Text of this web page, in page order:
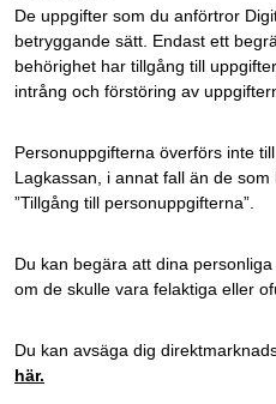
De uppgifter som du anförtror
betryggande sätt. Endast ett
behörighet har tillgång till
intrång och förstöring av
Personuppgifterna överförs inte
Lagkassan, i annat fall än de
”Tillgång till personuppgifterna”.
Du kan begära att dina
om de skulle vara felaktiga eller
Du kan avsäga dig
här.